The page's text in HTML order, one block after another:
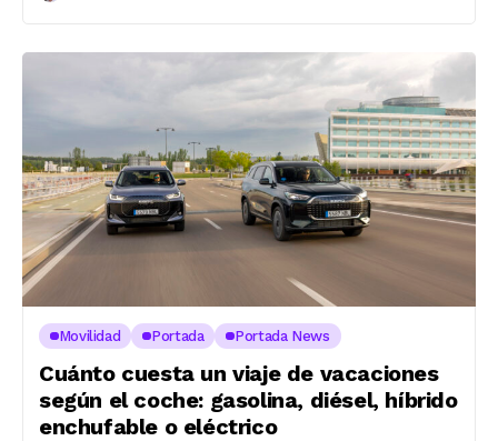
Movilidad Portada Portada News
Cuánto cuesta un viaje de vacaciones
según el coche: gasolina, diésel, híbrido
enchufable o eléctrico